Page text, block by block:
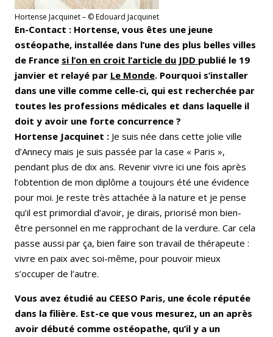
Hortense Jacquinet – © Edouard Jacquinet
En-Contact : Hortense, vous êtes une jeune
ostéopathe, installée dans l’une des plus belles villes
de France si l’on en croit l’article du JDD publié le 19
janvier et relayé par Le Monde. Pourquoi s’installer
dans une ville comme celle-ci, qui est recherchée par
toutes les professions médicales et dans laquelle il
doit y avoir une forte concurrence ?
Hortense Jacquinet : Je suis née dans cette jolie ville
d’Annecy mais je suis passée par la case « Paris »,
pendant plus de dix ans. Revenir vivre ici une fois après
l’obtention de mon diplôme a toujours été une évidence
pour moi. Je reste très attachée à la nature et je pense
qu’il est primordial d’avoir, je dirais, priorisé mon bien-
être personnel en me rapprochant de la verdure. Car cela
passe aussi par ça, bien faire son travail de thérapeute :
vivre en paix avec soi-même, pour pouvoir mieux
s’occuper de l’autre.
Vous avez étudié au CEESO Paris, une école réputée
dans la filière. Est-ce que vous mesurez, un an après
avoir débuté comme ostéopathe, qu’il y a un